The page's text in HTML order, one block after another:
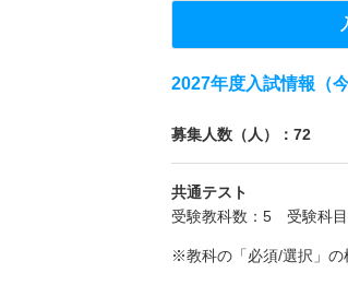
2027年度入試情報（
募集人数（人）：72
共通テスト
受験教科数：5 受験科
※教科の「必須/選択」の